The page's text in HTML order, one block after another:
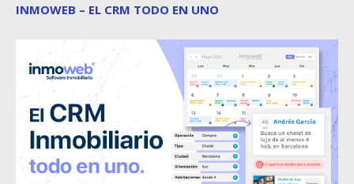
INMOWEB – EL CRM TODO EN UNO